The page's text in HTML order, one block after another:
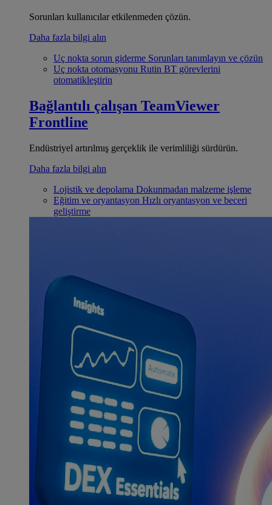
Sorunları kullanıcılar etkilenmeden çözün.
Daha fazla bilgi alın
Uç nokta sorun giderme Sorunları tanımlayın ve çözün
Uç nokta otomasyonu Rutin BT görevlerini
otomatikleştirin
Bağlantılı çalışan TeamViewer
Frontline
Endüstriyel artırılmış gerçeklik ile verimliliği sürdürün.
Daha fazla bilgi alın
Lojistik ve depolama Dokunmadan malzeme işleme
Eğitim ve oryantasyon Hızlı oryantasyon ve beceri
geliştirme